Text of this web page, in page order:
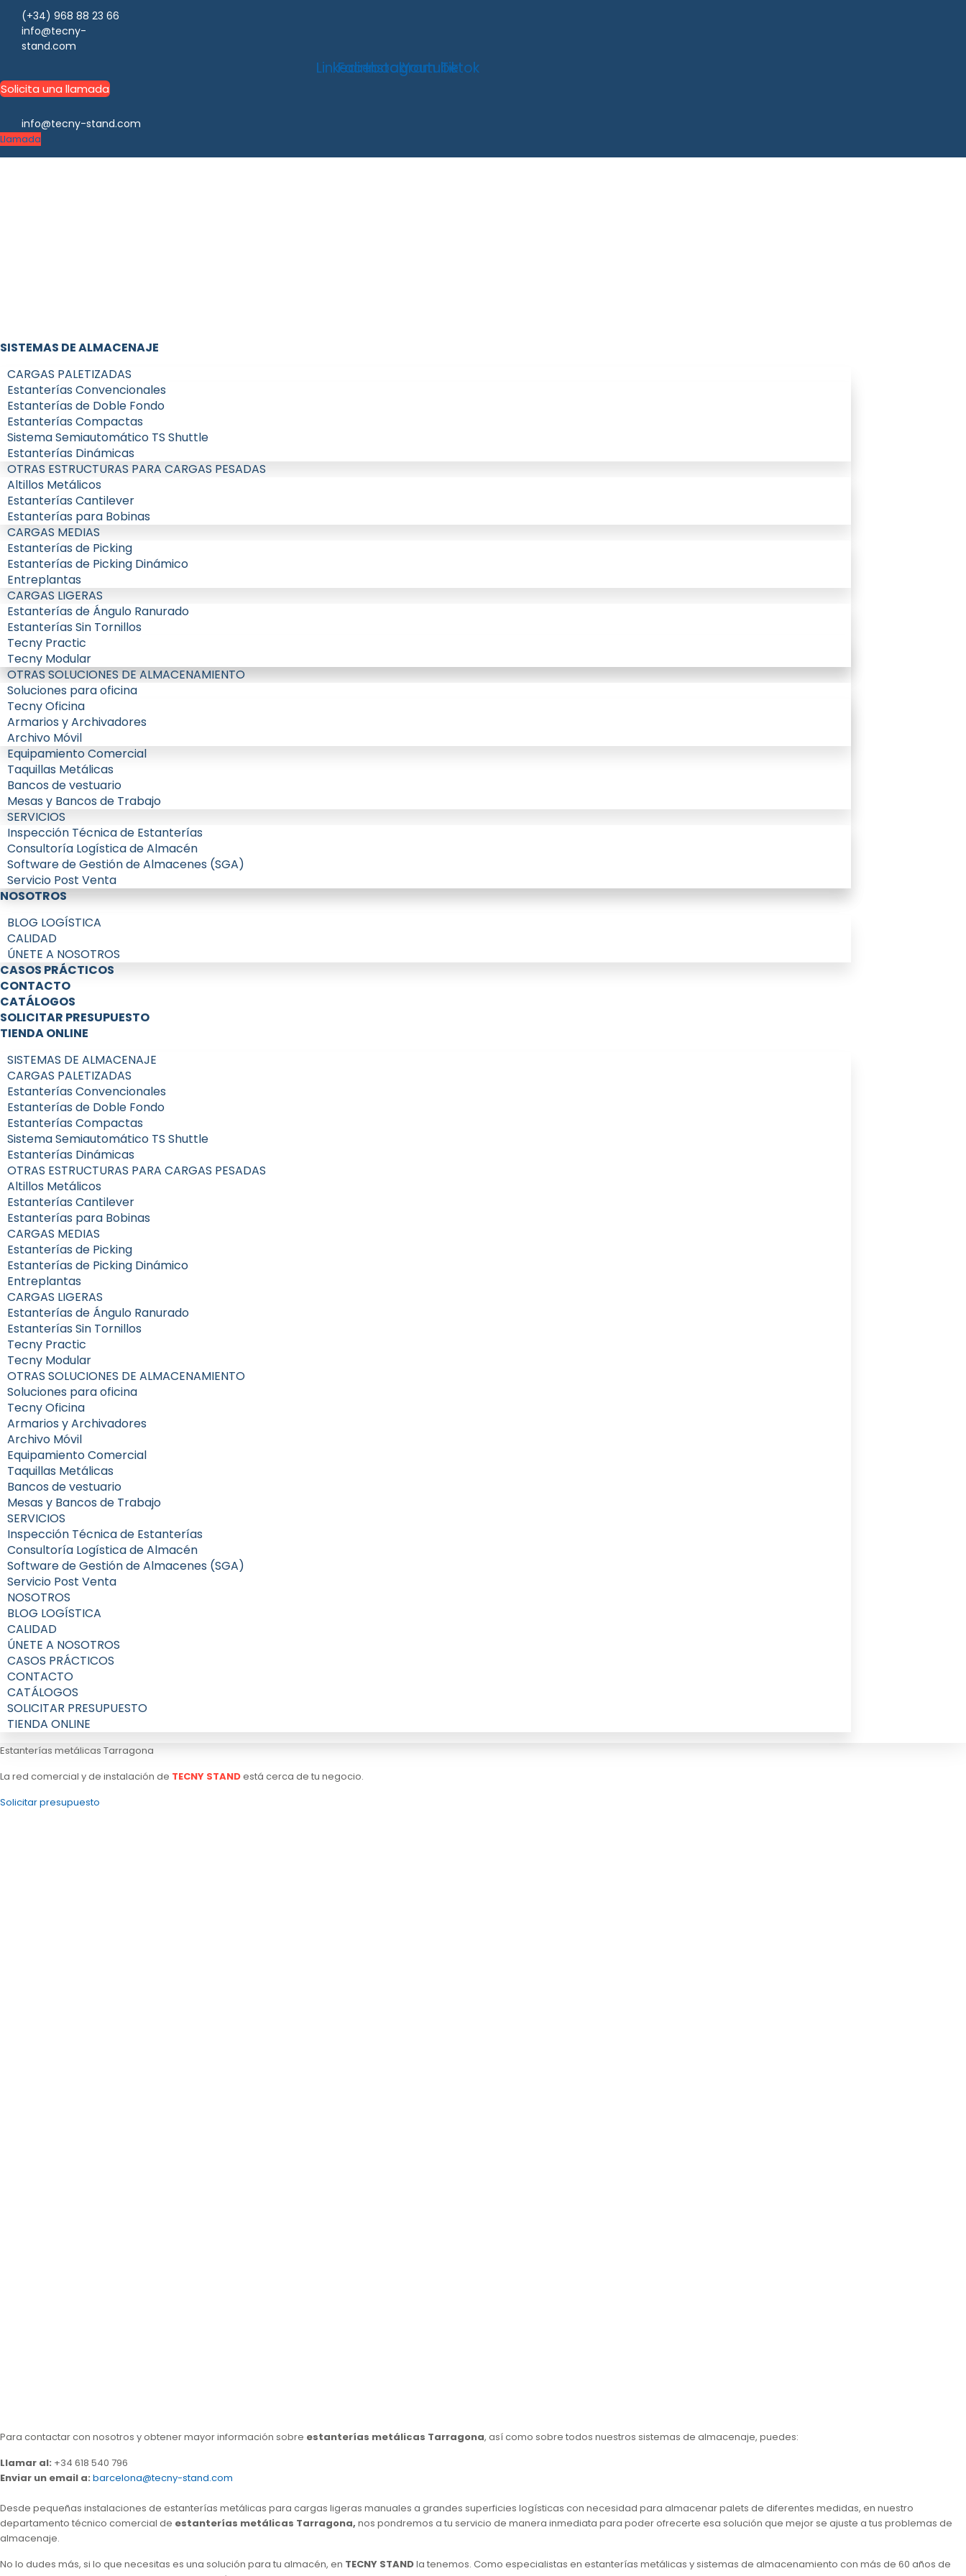
(+34) 968 88 23 66
info@tecny-
stand.com
Linkedin
Facebook
Instagram
YoutubeTiktok
Solicita una llamada
info@tecny-stand.com
Llamada
SISTEMAS DE ALMACENAJE
CARGAS PALETIZADAS
Estanterías Convencionales
Estanterías de Doble Fondo
Estanterías Compactas
Sistema Semiautomático TS Shuttle
Estanterías Dinámicas
OTRAS ESTRUCTURAS PARA CARGAS PESADAS
Altillos Metálicos
Estanterías Cantilever
Estanterías para Bobinas
CARGAS MEDIAS
Estanterías de Picking
Estanterías de Picking Dinámico
Entreplantas
CARGAS LIGERAS
Estanterías de Ángulo Ranurado
Estanterías Sin Tornillos
Tecny Practic
Tecny Modular
OTRAS SOLUCIONES DE ALMACENAMIENTO
Soluciones para oficina
Tecny Oficina
Armarios y Archivadores
Archivo Móvil
Equipamiento Comercial
Taquillas Metálicas
Bancos de vestuario
Mesas y Bancos de Trabajo
SERVICIOS
Inspección Técnica de Estanterías
Consultoría Logística de Almacén
Software de Gestión de Almacenes (SGA)
Servicio Post Venta
NOSOTROS
BLOG LOGÍSTICA
CALIDAD
ÚNETE A NOSOTROS
CASOS PRÁCTICOS
CONTACTO
CATÁLOGOS
SOLICITAR PRESUPUESTO
TIENDA ONLINE
SISTEMAS DE ALMACENAJE
CARGAS PALETIZADAS
Estanterías Convencionales
Estanterías de Doble Fondo
Estanterías Compactas
Sistema Semiautomático TS Shuttle
Estanterías Dinámicas
OTRAS ESTRUCTURAS PARA CARGAS PESADAS
Altillos Metálicos
Estanterías Cantilever
Estanterías para Bobinas
CARGAS MEDIAS
Estanterías de Picking
Estanterías de Picking Dinámico
Entreplantas
CARGAS LIGERAS
Estanterías de Ángulo Ranurado
Estanterías Sin Tornillos
Tecny Practic
Tecny Modular
OTRAS SOLUCIONES DE ALMACENAMIENTO
Soluciones para oficina
Tecny Oficina
Armarios y Archivadores
Archivo Móvil
Equipamiento Comercial
Taquillas Metálicas
Bancos de vestuario
Mesas y Bancos de Trabajo
SERVICIOS
Inspección Técnica de Estanterías
Consultoría Logística de Almacén
Software de Gestión de Almacenes (SGA)
Servicio Post Venta
NOSOTROS
BLOG LOGÍSTICA
CALIDAD
ÚNETE A NOSOTROS
CASOS PRÁCTICOS
CONTACTO
CATÁLOGOS
SOLICITAR PRESUPUESTO
TIENDA ONLINE
Estanterías metálicas Tarragona
La red comercial y de instalación de TECNY STANDestá cerca de tu negocio.
Solicitar presupuesto
Para contactar con nosotros y obtener mayor información sobre estanterías metálicas Tarragona, así como sobre todos nuestros sistemas de almacenaje, puedes:
Llamar al: +34 618 540 796
Enviar un email a: barcelona@tecny-stand.com
Desde pequeñas instalaciones de estanterías metálicas para cargas ligeras manuales a grandes superficies logísticas con necesidad para almacenar palets de diferentes medidas, en nuestro
departamento técnico comercial de estanterías metálicas Tarragona, nos pondremos a tu servicio de manera inmediata para poder ofrecerte esa solución que mejor se ajuste a tus problemas de
almacenaje.
No lo dudes más, si lo que necesitas es una solución para tu almacén, en TECNY STANDla tenemos. Como especialistas en estanterías metálicas y sistemas de almacenamiento con más de 60 años de